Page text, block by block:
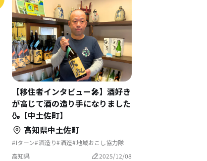
【移住者インタビュー🎤】酒好き
が高じて酒の造り手になりました
🍶【中土佐町】
高知県中土佐町
Iターン 酒造り 酒造 地域おこし協力隊
高知県
2025/12/08